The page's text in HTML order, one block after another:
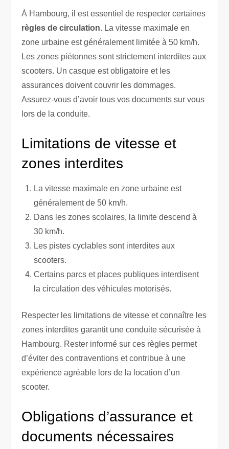
À Hambourg, il est essentiel de respecter certaines
règles de circulation. La vitesse maximale en
zone urbaine est généralement limitée à 50 km/h.
Les zones piétonnes sont strictement interdites aux
scooters. Un casque est obligatoire et les
assurances doivent couvrir les dommages.
Assurez-vous d’avoir tous vos documents sur vous
lors de la conduite.
Limitations de vitesse et
zones interdites
La vitesse maximale en zone urbaine est
généralement de 50 km/h.
Dans les zones scolaires, la limite descend à
30 km/h.
Les pistes cyclables sont interdites aux
scooters.
Certains parcs et places publiques interdisent
la circulation des véhicules motorisés.
Respecter les limitations de vitesse et connaître les
zones interdites garantit une conduite sécurisée à
Hambourg. Rester informé sur ces règles permet
d’éviter des contraventions et contribue à une
expérience agréable lors de la location d’un
scooter.
Obligations d’assurance et
documents nécessaires